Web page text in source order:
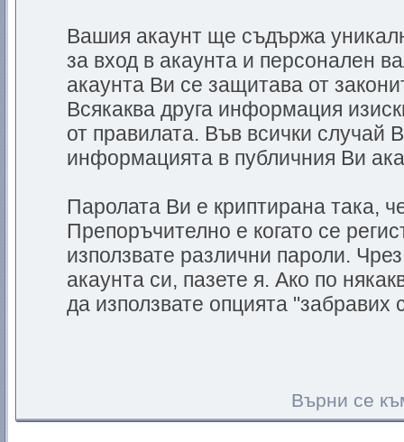
Вашия акаунт ще съдържа
за вход в акаунта и персонален
акаунта Ви се защитава от
Всякаква друга информация
от правилата. Във всички случай
информацията в публичния Ви
Паролата Ви е криптирана така,
Препоръчително е когато се
използвате различни пароли.
акаунта си, пазете я. Ако по
да използвате опцията "забравих
Върни се